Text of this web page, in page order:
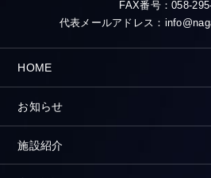
FAX番号：058-
代表メールアドレス：
HOME
お知らせ
施設紹介